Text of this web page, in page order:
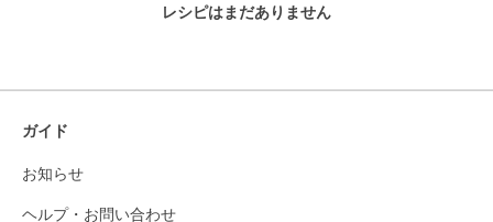
レシピはまだありません
ガイド
お知らせ
ヘルプ・お問い合わせ